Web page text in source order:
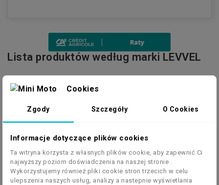
Lista produktów według marki LEVVEL
Istnieje 10 produktów.
Cena, rosnąco 
LEVVEL
EASY GATE 3m Rusztowanie
LEVVEL
SOLID 3m Rusztowanie
Cookies
Zgody Szczegóły O Cookies
Informacje dotyczące plików cookies
Ta witryna korzysta z własnych plików cookie, aby zapewnić Ci
najwyższy poziom doświadczenia na naszej stronie .
Wykorzystujemy również pliki cookie stron trzecich w celu
ulepszenia naszych usług, analizy a nastepnie wyświetlania